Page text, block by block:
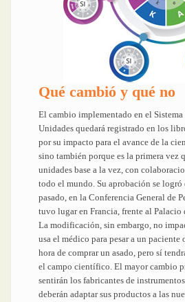
Qué cambió y qué no
El cambio implementado en el
Unidades quedará registrado en los
por su impacto para el avance de la
sino también porque es la primera vez
unidades base a la vez, con
todo el mundo. Su aprobación se
pasado, en la Conferencia General de
tuvo lugar en Francia, frente al Palacio
La modificación, sin embargo, no
usa el médico para pesar a un paciente
hora de comprar un asado, pero sí
el campo científico. El mayor cambio
sentirán los fabricantes de
deberán adaptar sus productos a las